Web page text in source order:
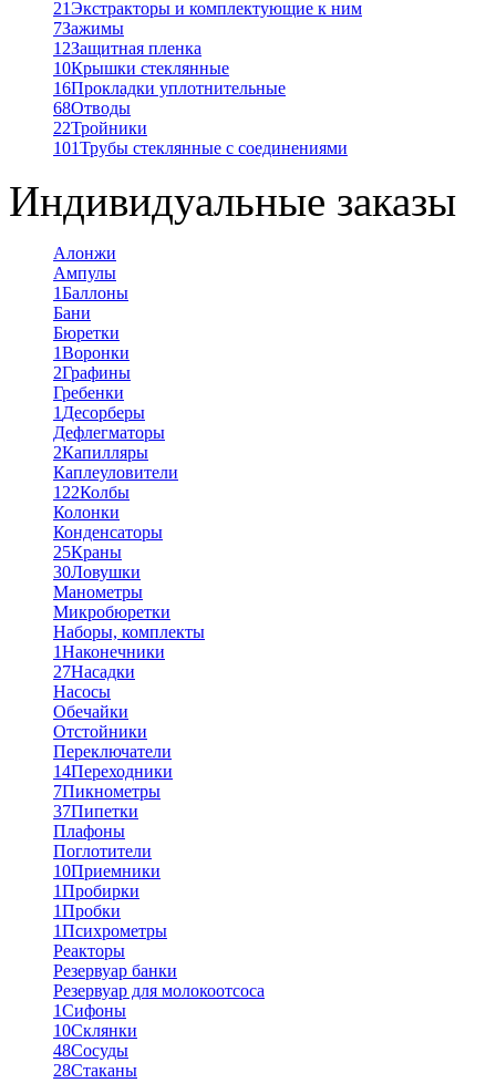
21Экстракторы и комплектующие к ним
7Зажимы
12Защитная пленка
10Крышки стеклянные
16Прокладки уплотнительные
68Отводы
22Тройники
101Трубы стеклянные с соединениями
Индивидуальные заказы
Алонжи
Ампулы
1Баллоны
Бани
Бюретки
1Воронки
2Графины
Гребенки
1 Десорберы
Дефлегматоры
2Капилляры
Каплеуловители
122Колбы
Колонки
Конденсаторы
25Краны
30Ловушки
Манометры
Микробюретки
Наборы, комплекты
1Наконечники
27Насадки
Насосы
Обечайки
Отстойники
Переключатели
14Переходники
7Пикнометры
37Пипетки
Плафоны
Поглотители
10Приемники
1Пробирки
1Пробки
1Психрометры
Реакторы
Резервуар банки
Резервуар для молокоотсоса
1Сифоны
10Склянки
48Сосуды
28Стаканы